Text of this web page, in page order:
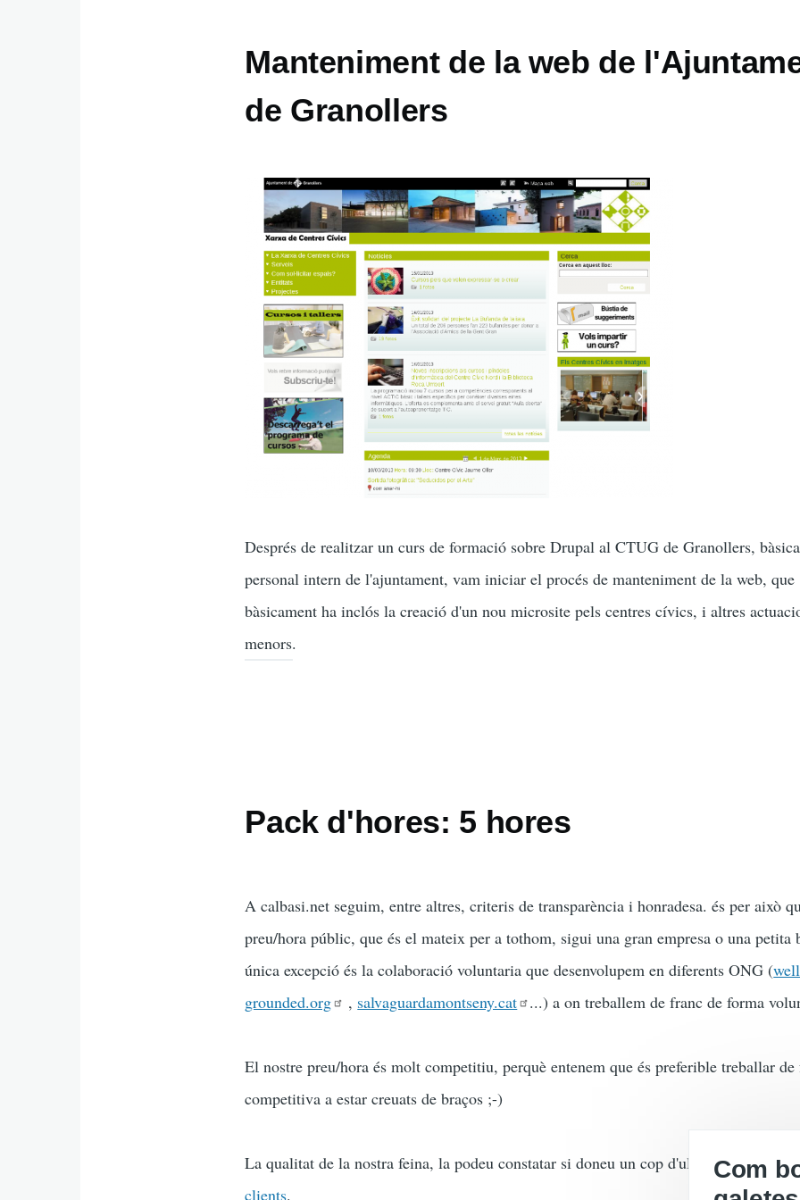
Manteniment de la web de
de Granollers
Després de realitzar un curs de formació sobre Drupal al CTUG de Granollers,
personal intern de l'ajuntament, vam iniciar el procés de manteniment de la web, que
bàsicament ha inclós la creació d'un nou microsite pels centres cívics, i altres
menors.
Pack d'hores: 5 hores
A calbasi.net seguim, entre altres, criteris de transparència i honradesa. és per això
preu/hora públic, que és el mateix per a tothom, sigui una gran empresa o una petita
única excepció és la colaboració voluntaria que desenvolupem en diferents ONG (
grounded.org
, salvaguardamontseny.cat ...) a on treballem de franc de forma
El nostre preu/hora és molt competitiu, perquè entenem que és preferible treballar de
competitiva a estar creuats de braços ;-)
La qualitat de la nostra feina, la podeu constatar si doneu un cop d'ull a
la nostra
clients.
Com